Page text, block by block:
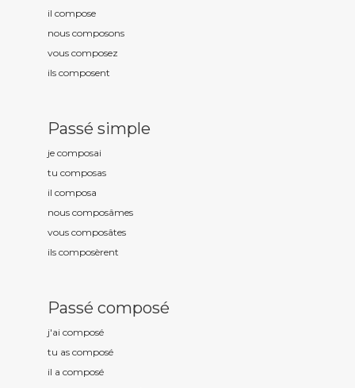
il compose
nous composons
vous composez
ils composent
Passé simple
je composai
tu composas
il composa
nous composâmes
vous composâtes
ils composèrent
Passé composé
j'ai composé
tu as composé
il a composé